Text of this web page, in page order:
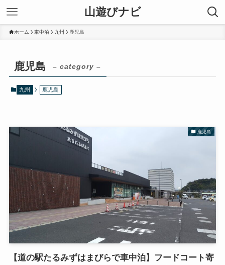
山遊びナビ
ホーム 車中泊 九州 鹿児島
鹿児島 – category –
九州 鹿児島
鹿児島
【道の駅たるみずはまびらで車中泊】フードコート寄